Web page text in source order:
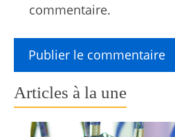
commentaire.
Articles à la une